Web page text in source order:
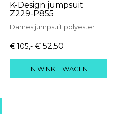
K-Design jumpsuit
Z229-P855
Dames jumpsuit polyester
€ 105,- € 52,50
IN WINKELWAGEN